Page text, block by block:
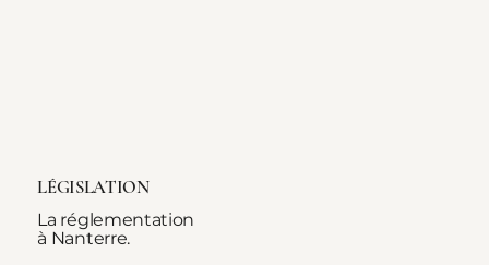
LÉGISLATION
La réglementation
à Nanterre.